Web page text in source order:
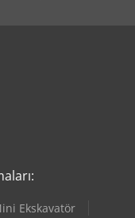
Ekskavatör